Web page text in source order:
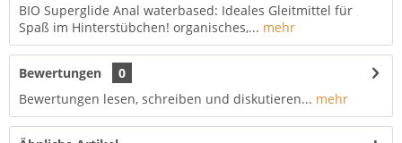
BIO Superglide Anal waterbased: Ideales Gleitmittel für
Spaß im Hinterstübchen! organisches,... mehr
Bewertungen
0
Bewertungen lesen, schreiben und diskutieren... mehr